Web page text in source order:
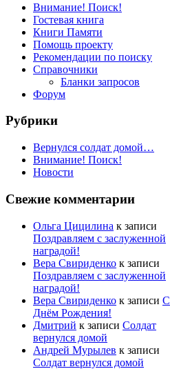
Внимание! Поиск!
Гостевая книга
Книги Памяти
Помощь проекту
Рекомендации по поиску
Справочники
Бланки запросов
Форум
Рубрики
Вернулся солдат домой…
Внимание! Поиск!
Новости
Свежие комментарии
Ольга Цицилина к записи
Поздравляем с заслуженной
наградой!
Вера Свириденко к записи
Поздравляем с заслуженной
наградой!
Вера Свириденко к записи С
Днём Рождения!
Дмитрий к записи Солдат
вернулся домой
Андрей Мурылев к записи
Солдат вернулся домой